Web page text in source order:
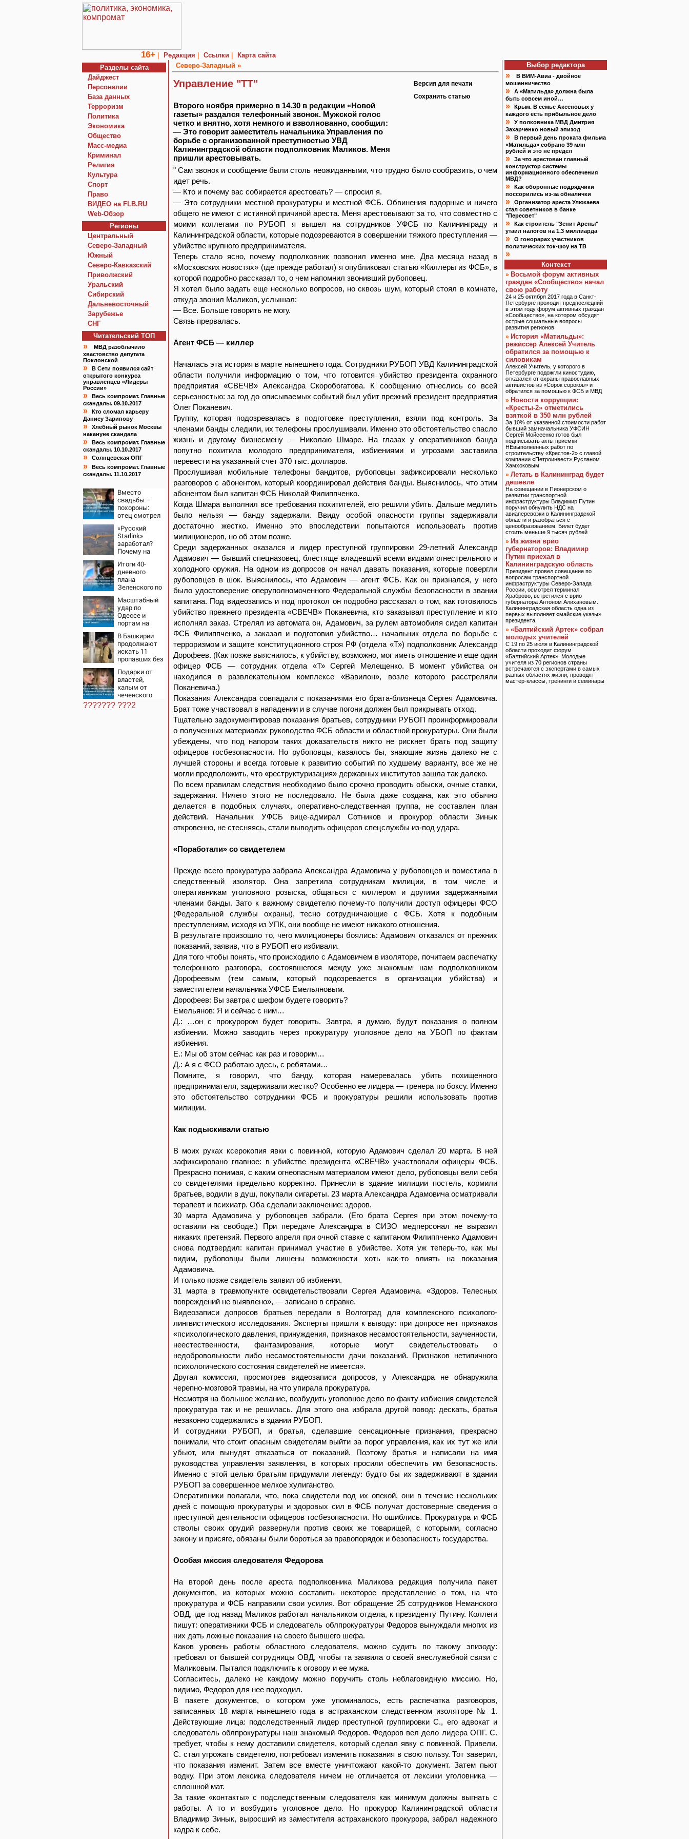
16+ | Редакция | Ссылки |
Карта сайта
Разделы сайта
Дайджест
Персоналии
База данных
Терроризм
Политика
Экономика
Общество
Macc-медиа
Криминал
Религия
Культура
Спорт
Право
ВИДЕО на FLB.RU
Web-Обзор
Регионы
Центральный
Северо-Западный
Южный
Северо-Кавказский
Приволжский
Уральский
Сибирский
Дальневосточный
Зарубежье
СНГ
Читательский TOП
»
МВД разоблачило
хвастовство депутата
Поклонской
»
В Сети появился сайт
открытого конкурса
управленцев «Лидеры
России»
»
Весь компромат. Главные
скандалы. 09.10.2017
»
Кто сломал карьеру
Данису Зарипову
»
Хлебный рынок Москвы
накануне скандала
»
Весь компромат. Главные
скандалы. 10.10.2017
» Солнцевская ОПГ
»
Весь компромат. Главные
скандалы. 11.10.2017
Вместо
свадьбы –
похороны:
отец смотрел
мертвую 16-
летнюю дочь
и не мог
сдержать
слезы
«Русский
Starlink»
заработал?
Почему на
кратно
увеличилась
точность
попаданий по
объектам ВСУ
Итоги 40-
дневного
плана
Зеленского по
к миру: как
ответила
Россия,
полный разбор
провала
операции
Украины от
военкора Коца
Масштабный
удар по
Одессе и
портам на
Последние
новости,
подробности
об ударах
России 9
августа 2026
года
В Башкирии
продолжают
искать 11
пропавших без
Подарки от
властей,
калым от
чеченского
тестя,
американские
??????? ???2
Северо-Западный »
Управление "ТТ"
Второго ноября примерно в 14.30 в редакции «Новой
газеты» раздался телефонный звонок. Мужской голос
четко и внятно, хотя немного и взволнованно, сообщил:
— Это говорит заместитель начальника Управления по
борьбе с организованной преступностью УВД
Калининградской области подполковник Маликов. Меня
пришли арестовывать.
Версия для печати
Сохранить статью
" Сам звонок и сообщение были столь неожиданными, что трудно было сообразить, о чем
идет речь.
— Кто и почему вас собирается арестовать? — спросил я.
— Это сотрудники местной прокуратуры и местной ФСБ. Обвинения вздорные и ничего
общего не имеют с истинной причиной ареста. Меня арестовывают за то, что совместно с
моими коллегами по РУБОП я вышел на сотрудников УФСБ по Калининграду и
Калининградской области, которые подозреваются в совершении тяжкого преступления —
убийстве крупного предпринимателя.
Теперь стало ясно, почему подполковник позвонил именно мне. Два месяца назад в
«Московских новостях» (где прежде работал) я опубликовал статью «Киллеры из ФСБ», в
которой подробно рассказал то, о чем напомнил звонивший рубоповец.
Я хотел было задать еще несколько вопросов, но сквозь шум, который стоял в комнате,
откуда звонил Маликов, услышал:
— Все. Больше говорить не могу.
Связь прервалась.
Агент ФСБ — киллер
Началась эта история в марте нынешнего года. Сотрудники РУБОП УВД Калининградской
области получили информацию о том, что готовится убийство президента охранного
предприятия «СВЕЧВ» Александра Скоробогатова. К сообщению отнеслись со всей
серьезностью: за год до описываемых событий был убит прежний президент предприятия
Олег Поканевич.
Группу, которая подозревалась в подготовке преступления, взяли под контроль. За
членами банды следили, их телефоны прослушивали. Именно это обстоятельство спасло
жизнь и другому бизнесмену — Николаю Шмаре. На глазах у оперативников банда
попутно похитила молодого предпринимателя, избиениями и угрозами заставила
перевести на указанный счет 370 тыс. долларов.
Прослушивая мобильные телефоны бандитов, рубоповцы зафиксировали несколько
разговоров с абонентом, который координировал действия банды. Выяснилось, что этим
абонентом был капитан ФСБ Николай Филиппченко.
Когда Шмара выполнил все требования похитителей, его решили убить. Дальше медлить
было нельзя — банду задержали. Ввиду особой опасности группы задерживали
достаточно жестко. Именно это впоследствии попытаются использовать против
милиционеров, но об этом позже.
Среди задержанных оказался и лидер преступной группировки 29-летний Александр
Адамович — бывший спецназовец, блестяще владевший всеми видами огнестрельного и
холодного оружия. На одном из допросов он начал давать показания, которые повергли
рубоповцев в шок. Выяснилось, что Адамович — агент ФСБ. Как он признался, у него
было удостоверение оперуполномоченного Федеральной службы безопасности в звании
капитана. Под видеозапись и под протокол он подробно рассказал о том, как готовилось
убийство прежнего президента «СВЕЧВ» Поканевича, кто заказывал преступление и кто
исполнял заказ. Стрелял из автомата он, Адамович, за рулем автомобиля сидел капитан
ФСБ Филиппченко, а заказал и подготовил убийство… начальник отдела по борьбе с
терроризмом и защите конституционного строя РФ (отдела «Т») подполковник Александр
Дорофеев. (Как позже выяснилось, к убийству, возможно, мог иметь отношение и еще один
офицер ФСБ — сотрудник отдела «Т» Сергей Мелещенко. В момент убийства он
находился в развлекательном комплексе «Вавилон», возле которого расстреляли
Поканевича.)
Показания Александра совпадали с показаниями его брата-близнеца Сергея Адамовича.
Брат тоже участвовал в нападении и в случае погони должен был прикрывать отход.
Тщательно задокументировав показания братьев, сотрудники РУБОП проинформировали
о полученных материалах руководство ФСБ области и областной прокуратуры. Они были
убеждены, что под напором таких доказательств никто не рискнет брать под защиту
офицеров госбезопасности. Но рубоповцы, казалось бы, знающие жизнь далеко не с
лучшей стороны и всегда готовые к развитию событий по худшему варианту, все же не
могли предположить, что «реструктуризация» державных институтов зашла так далеко.
По всем правилам следствия необходимо было срочно проводить обыски, очные ставки,
задержания. Ничего этого не последовало. Не была даже создана, как это обычно
делается в подобных случаях, оперативно-следственная группа, не составлен план
действий. Начальник УФСБ вице-адмирал Сотников и прокурор области Зинык
откровенно, не стесняясь, стали выводить офицеров спецслужбы из-под удара.
«Поработали» со свидетелем
Прежде всего прокуратура забрала Александра Адамовича у рубоповцев и поместила в
следственный изолятор. Она запретила сотрудникам милиции, в том числе и
оперативникам уголовного розыска, общаться с киллером и другими задержанными
членами банды. Зато к важному свидетелю почему-то получили доступ офицеры ФСО
(Федеральной службы охраны), тесно сотрудничающие с ФСБ. Хотя к подобным
преступлениям, исходя из УПК, они вообще не имеют никакого отношения.
В результате произошло то, чего милиционеры боялись: Адамович отказался от прежних
показаний, заявив, что в РУБОП его избивали.
Для того чтобы понять, что происходило с Адамовичем в изоляторе, почитаем распечатку
телефонного разговора, состоявшегося между уже знакомым нам подполковником
Дорофеевым (тем самым, который подозревается в организации убийства) и
заместителем начальника УФСБ Емельяновым.
Дорофеев: Вы завтра с шефом будете говорить?
Емельянов: Я и сейчас с ним…
Д.: …он с прокурором будет говорить. Завтра, я думаю, будут показания о полном
избиении. Можно заводить через прокуратуру уголовное дело на УБОП по фактам
избиения.
Е.: Мы об этом сейчас как раз и говорим…
Д.: А я с ФСО работаю здесь, с ребятами…
Помните, я говорил, что банду, которая намеревалась убить похищенного
предпринимателя, задерживали жестко? Особенно ее лидера — тренера по боксу. Именно
это обстоятельство сотрудники ФСБ и прокуратуры решили использовать против
милиции.
Как подыскивали статью
В моих руках ксерокопия явки с повинной, которую Адамович сделал 20 марта. В ней
зафиксировано главное: в убийстве президента «СВЕЧВ» участвовали офицеры ФСБ.
Прекрасно понимая, с каким огнеопасным материалом имеют дело, рубоповцы вели себя
со свидетелями предельно корректно. Принесли в здание милиции постель, кормили
братьев, водили в душ, покупали сигареты. 23 марта Александра Адамовича осматривали
терапевт и психиатр. Оба сделали заключение: здоров.
30 марта Адамовича у рубоповцев забрали. (Его брата Сергея при этом почему-то
оставили на свободе.) При передаче Александра в СИЗО медперсонал не выразил
никаких претензий. Первого апреля при очной ставке с капитаном Филиппченко Адамович
снова подтвердил: капитан принимал участие в убийстве. Хотя уж теперь-то, как мы
видим, рубоповцы были лишены возможности хоть как-то влиять на показания
Адамовича.
И только позже свидетель заявил об избиении.
31 марта в травмопункте освидетельствовали Сергея Адамовича. «Здоров. Телесных
повреждений не выявлено», — записано в справке.
Видеозаписи допросов братьев передали в Волгоград для комплексного психолого-
лингвистического исследования. Эксперты пришли к выводу: при допросе нет признаков
«психологического давления, принуждения, признаков несамостоятельности, заученности,
неестественности, фантазирования, которые могут свидетельствовать о
недобровольности либо несамостоятельности дачи показаний. Признаков нетипичного
психологического состояния свидетелей не имеется».
Другая комиссия, просмотрев видеозаписи допросов, у Александра не обнаружила
черепно-мозговой травмы, на что упирала прокуратура.
Несмотря на большое желание, возбудить уголовное дело по факту избиения свидетелей
прокуратура так и не решилась. Для этого она избрала другой повод: дескать, братья
незаконно содержались в здании РУБОП.
И сотрудники РУБОП, и братья, сделавшие сенсационные признания, прекрасно
понимали, что стоит опасным свидетелям выйти за порог управления, как их тут же или
убьют, или вынудят отказаться от показаний. Поэтому братья и написали на имя
руководства управления заявления, в которых просили обеспечить им безопасность.
Именно с этой целью братьям придумали легенду: будто бы их задерживают в здании
РУБОП за совершенное мелкое хулиганство.
Оперативники полагали, что, пока свидетели под их опекой, они в течение нескольких
дней с помощью прокуратуры и здоровых сил в ФСБ получат достоверные сведения о
преступной деятельности офицеров госбезопасности. Но ошиблись. Прокуратура и ФСБ
стволы своих орудий развернули против своих же товарищей, с которыми, согласно
закону и присяге, обязаны были бороться за правопорядок и безопасность государства.
Особая миссия следователя Федорова
На второй день после ареста подполковника Маликова редакция получила пакет
документов, из которых можно составить некоторое представление о том, на что
прокуратура и ФСБ направили свои усилия. Вот обращение 25 сотрудников Неманского
ОВД, где год назад Маликов работал начальником отдела, к президенту Путину. Коллеги
пишут: оперативники ФСБ и следователь облпрокуратуры Федоров вынуждали многих из
них дать ложные показания на своего бывшего шефа.
Каков уровень работы областного следователя, можно судить по такому эпизоду:
требовал от бывшей сотрудницы ОВД, чтобы та заявила о своей внеслужебной связи с
Маликовым. Пытался подключить к оговору и ее мужа.
Согласитесь, далеко не каждому можно поручить столь неблаговидную миссию. Но,
видимо, Федоров для нее подходил.
В пакете документов, о котором уже упоминалось, есть распечатка разговоров,
записанных 18 марта нынешнего года в астраханском следственном изоляторе № 1.
Действующие лица: подследственный лидер преступной группировки С., его адвокат и
следователь облпрокуратуры наш знакомый Федоров. Федоров вел дело лидера ОПГ. С.
требует, чтобы к нему доставили свидетеля, который сделал явку с повинной. Привели.
С. стал угрожать свидетелю, потребовал изменить показания в свою пользу. Тот заверил,
что показания изменит. Затем все вместе уничтожают какой-то документ. Затем пьют
водку. При этом лексика следователя ничем не отличается от лексики уголовника —
сплошной мат.
За такие «контакты» с подследственным следователя как минимум должны выгнать с
работы. А то и возбудить уголовное дело. Но прокурор Калининградской области
Владимир Зинык, выросший из заместителя астраханского прокурора, забрал надежного
кадра к себе.
Выбор редактора
»
В ВИМ-Авиа - двойное
мошенничество
»
А «Матильда» должна была
быть совсем иной…
»
Крым. В семье Аксеновых у
каждого есть прибыльное дело
»
У полковника МВД Дмитрия
Захарченко новый эпизод
»
В первый день проката фильма
«Матильда» собрано 39 млн
рублей и это не предел
»
За что арестован главный
конструктор системы
информационного обеспечения
МВД?
»
Как оборонные подрядчики
поссорились из-за обналички
»
Организатор ареста Улюкаева
стал советников в банке
"Пересвет"
»
Как строитель "Зенит Арены"
утаил налогов на 1.3 миллиарда
»
О гонорарах участников
политических ток-шоу на ТВ
»
Контекст
» Восьмой форум активных
граждан «Сообщество» начал
свою работу
24 и 25 октября 2017 года в Санкт-
Петербурге проходит предпоследний
в этом году форум активных граждан
«Сообщество», на котором обсудят
острые социальные вопросы
развития регионов
» История «Матильды»:
режиссер Алексей Учитель
обратился за помощью к
силовикам
Алексей Учитель, у которого в
Петербурге подожгли киностудию,
отказался от охраны православных
активистов из «Сорок сороков» и
обратился за помощью к ФСБ и МВД
» Новости коррупции:
«Кресты-2» отметились
взяткой в 350 млн рублей
За 10% от указанной стоимости работ
бывший замначальника УФСИН
Сергей Мойсеенко готов был
подписывать акты приемки
НЕвыполненных работ по
строительству «Крестов-2» с главой
компании «Петроинвест» Русланом
Хамхоковым
» Летать в Калининград будет
дешевле
На совещании в Пионерском о
развитии транспортной
инфраструктуры Владимир Путин
поручил обнулить НДС на
авиаперевозки в Калининградской
области и разобраться с
ценообразованием. Билет будет
стоить меньше 9 тысяч рублей
» Из жизни врио
губернаторов: Владимир
Путин приехал в
Калининградскую область
Президент провел совещание по
вопросам транспортной
инфраструктуры Северо-Запада
России, осмотрел терминал
Храброво, встретился с врио
губернатора Антоном Алихановым.
Калининградская область одна из
первых выполняет «майские указы»
президента
» «Балтийский Артек» собрал
молодых учителей
С 19 по 25 июля в Калининградской
области проходит форум
«Балтийский Артек». Молодые
учителя из 70 регионов страны
встречаются с экспертами в самых
разных областях жизни, проводят
мастер-классы, тренинги и семинары